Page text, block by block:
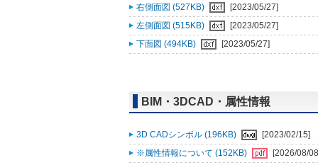
右側面図 (527KB)
[2023/05/27]
左側面図 (515KB)
[2023/05/27]
下面図 (494KB)
[2023/05/27]
BIM・3DCAD・属性情報
3D CADシンボル (196KB)
[2023/02/15]
※属性情報について (152KB)
[2026/08/